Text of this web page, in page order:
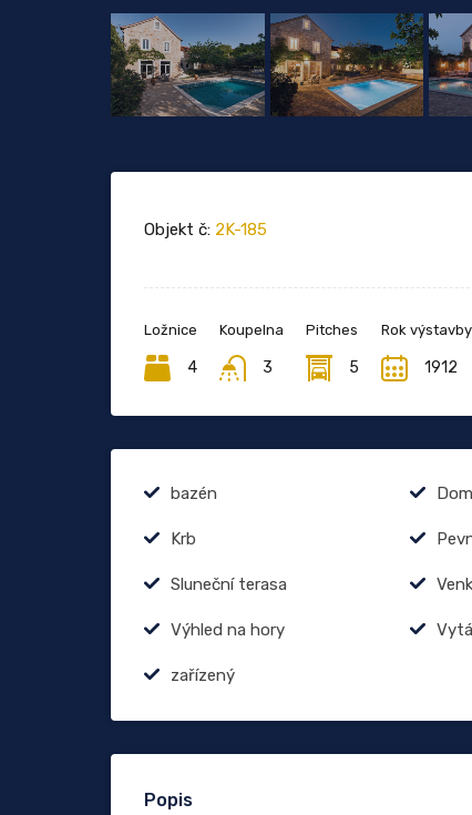
Objekt č: 2K-185
Ložnice
4
Koupelna
3
Pitches
5
Rok výstavby
1912
bazén
Krb
Sluneční terasa
Výhled na hory
zařízený
Popis